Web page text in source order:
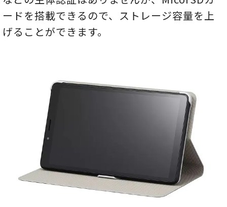
ードを搭載できるので、ストレージ容量を上
げることができます。